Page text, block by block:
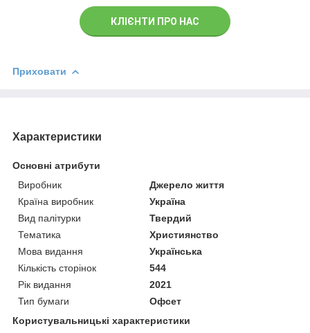
КЛIЄНТИ ПРО НАС
Приховати
Характеристики
Основні атрибути
Виробник
Джерело життя
Країна виробник
Україна
Вид палітурки
Твердий
Тематика
Християнство
Мова видання
Українська
Кількість сторінок
544
Рік видання
2021
Тип бумаги
Офсет
Користувальницькі характеристики